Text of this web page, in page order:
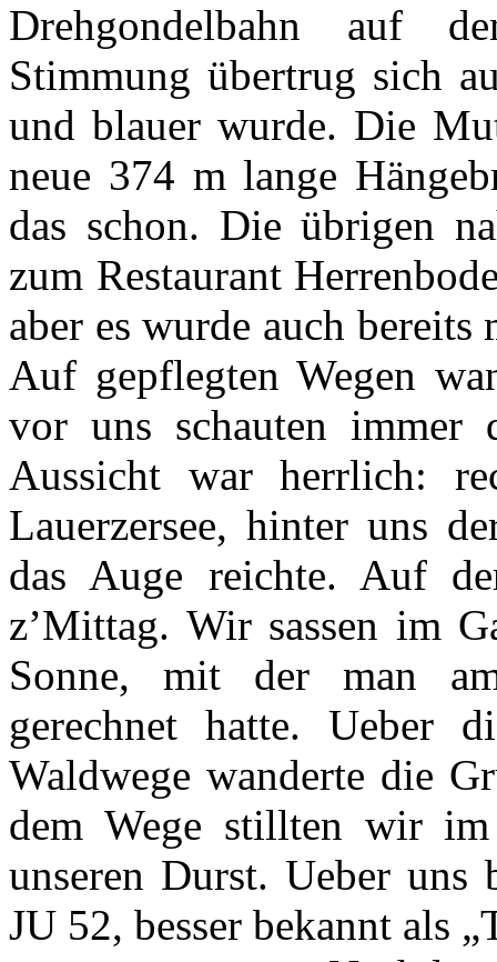
Drehgondelbahn auf
Stimmung übertrug sich
und blauer wurde. Die
neue 374 m lange
das schon. Die übrigen
zum Restaurant
aber es wurde auch bereits
Auf gepflegten Wegen
vor uns schauten
Aussicht war herrlich:
Lauerzersee, hinter uns
das Auge reichte. Auf
z’Mittag. Wir sassen im
Sonne, mit der man
gerechnet hatte. Ueber
Waldwege wanderte die
dem Wege stillten wir
unseren Durst. Ueber
JU 52, besser bekannt als